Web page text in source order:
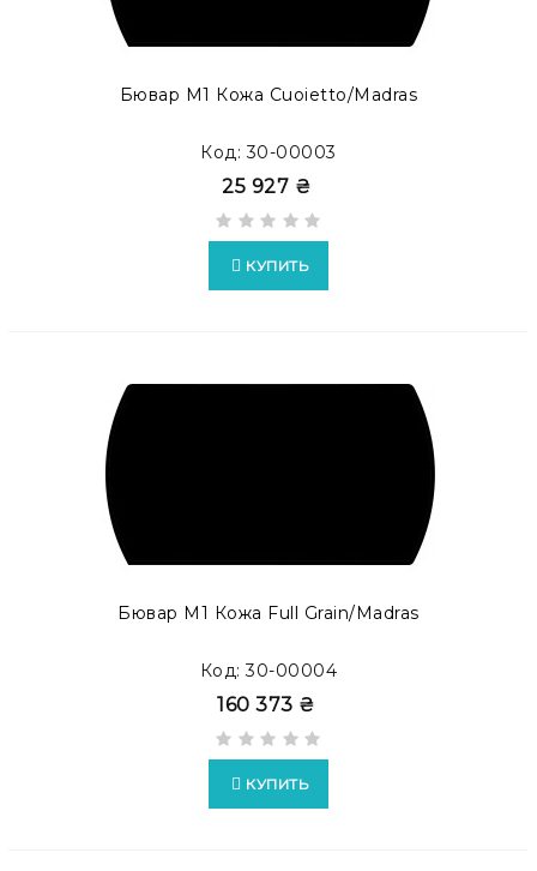
Бювар М1 Кожа Cuoietto/Madras
Код: 30-00003
25 927 ₴
КУПИТЬ
Бювар М1 Кожа Full Grain/Madras
Код: 30-00004
160 373 ₴
КУПИТЬ